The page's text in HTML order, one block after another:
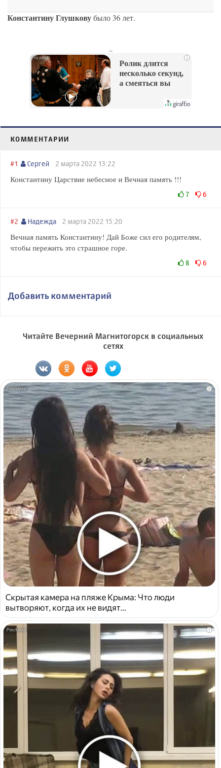
Константину Глушковубыло 36 лет.
i
Ролик длится
несколько секунд,
а смеяться вы
КОММЕНТАРИИ
#1 Сергей 2 марта 2022 13:22
Константину Царствие небесное и Вечная память !!!
7 6
#2 Надежда 2 марта 2022 15:20
Вечная память Константину! Дай Боже сил его родителям,
чтобы пережить это страшное горе.
8 6
Добавить комментарий
Читайте Вечерний Магнитогорск в социальных
сетях
i
Скрытая камера на пляже Крыма: Что люди
вытворяют, когда их не видят...
i